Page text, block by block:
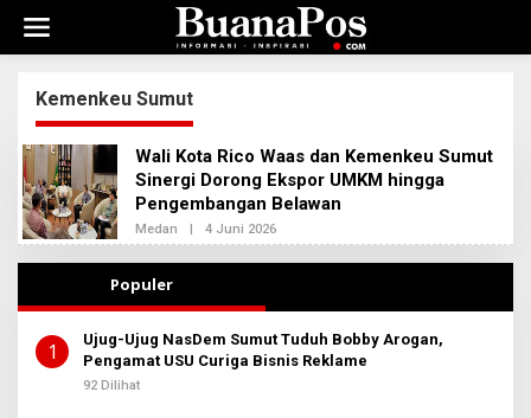
w
Kemenkeu Sumut
Wali Kota Rico Waas dan Kemenkeu Sumut
Sinergi Dorong Ekspor UMKM hingga
Pengembangan Belawan
Medan | 4 Juni 2026
L
E
E
A
K
Populer
1
Ujug-Ujug NasDem Sumut Tuduh Bobby Arogan,
Pengamat USU Curiga Bisnis Reklame
92 Dilihat